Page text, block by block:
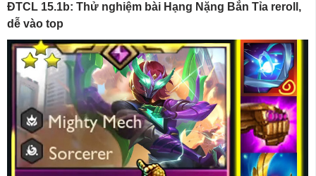
ĐTCL 15.1b: Thử nghiệm bài Hạng Nặng Bắn Tỉa reroll,
dễ vào top